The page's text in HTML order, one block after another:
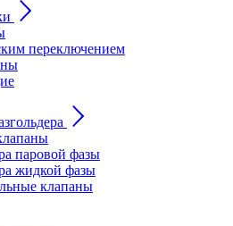
переключением
паровой фазы
жидкой фазы
клапаны